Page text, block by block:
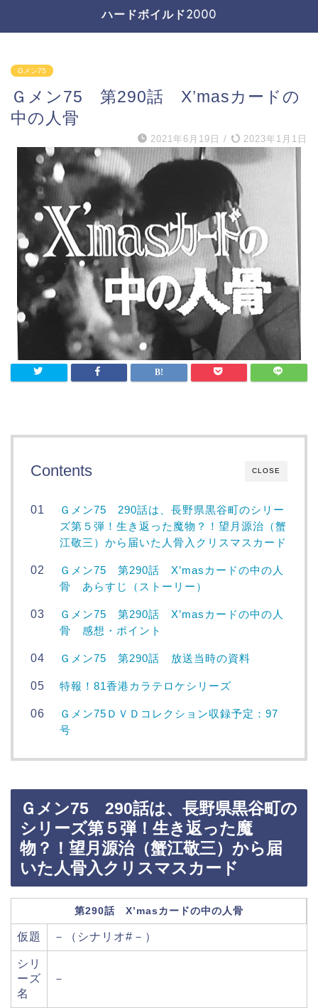
ハードボイルド2000
Gメン75
Ｇメン75 第290話 X’masカードの
中の人骨
2021年6月19日 / 2023年1月1日
CLOSE
Contents
Ｇメン75 290話は、長野県黒谷町のシリー
ズ第５弾！生き返った魔物？！望月源治（蟹
江敬三）から届いた人骨入クリスマスカード
Ｇメン75 第290話 X’masカードの中の人
骨 あらすじ（ストーリー）
Ｇメン75 第290話 X’masカードの中の人
骨 感想・ポイント
Ｇメン75 第290話 放送当時の資料
特報！81香港カラテロケシリーズ
Ｇメン75ＤＶＤコレクション収録予定：97
号
Ｇメン75 290話は、長野県黒谷町の
シリーズ第５弾！生き返った魔
物？！望月源治（蟹江敬三）から届
いた人骨入クリスマスカード
第290話 X’masカードの中の人骨
仮題 －（シナリオ#－）
シリ
ーズ
名
－